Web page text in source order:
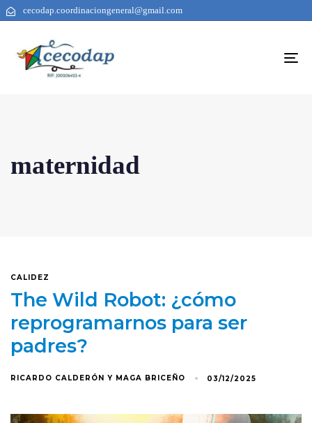
cecodap.coordinaciongeneral@gmail.com
maternidad
CALIDEZ
The Wild Robot: ¿cómo
reprogramarnos para ser
padres?
RICARDO CALDERÓN Y MAGA BRICEÑO 03/12/2025